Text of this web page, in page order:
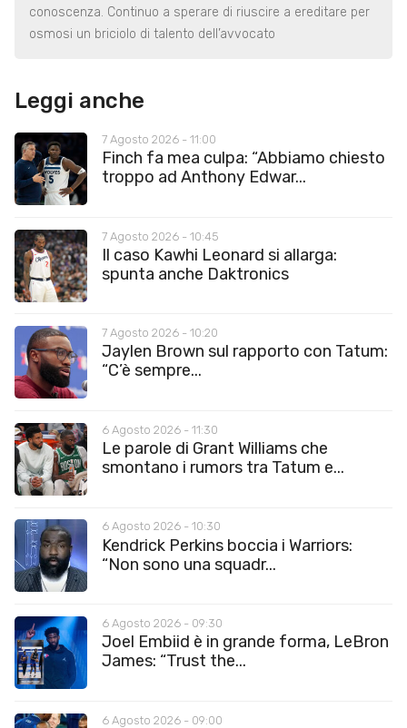
conoscenza. Continuo a sperare di riuscire a ereditare per
osmosi un briciolo di talento dell’avvocato
Leggi anche
7 Agosto 2026 - 11:00
Finch fa mea culpa: “Abbiamo chiesto
troppo ad Anthony Edwar...
7 Agosto 2026 - 10:45
Il caso Kawhi Leonard si allarga:
spunta anche Daktronics
7 Agosto 2026 - 10:20
Jaylen Brown sul rapporto con Tatum:
“C’è sempre...
6 Agosto 2026 - 11:30
Le parole di Grant Williams che
smontano i rumors tra Tatum e...
6 Agosto 2026 - 10:30
Kendrick Perkins boccia i Warriors:
“Non sono una squadr...
6 Agosto 2026 - 09:30
Joel Embiid è in grande forma, LeBron
James: “Trust the...
6 Agosto 2026 - 09:00